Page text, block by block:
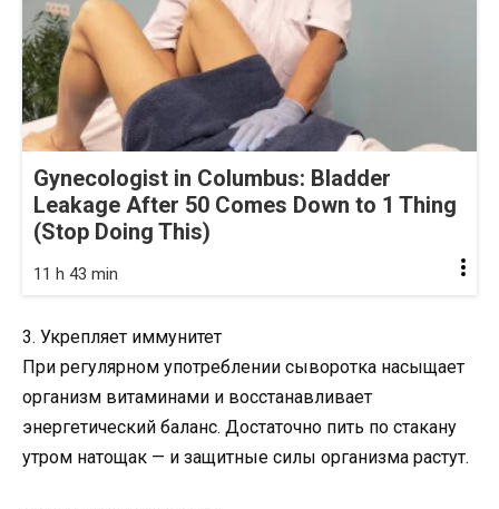
Gynecologist in Columbus: Bladder
Leakage After 50 Comes Down to 1 Thing
(Stop Doing This)
11 h 43 min
3. Укрепляет иммунитет
При регулярном употреблении сыворотка насыщает
организм витаминами и восстанавливает
энергетический баланс. Достаточно пить по стакану
утром натощак — и защитные силы организма растут.